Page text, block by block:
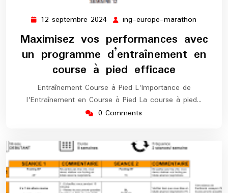
12 septembre 2024 12
septembre
2024
ing-europe-marathon
Maximisez vos performances avec
un programme d’entraînement en
course à pied efficace
Entraînement Course à Pied L'Importance de
l'Entraînement en Course à Pied La course à pied…
0 Comments